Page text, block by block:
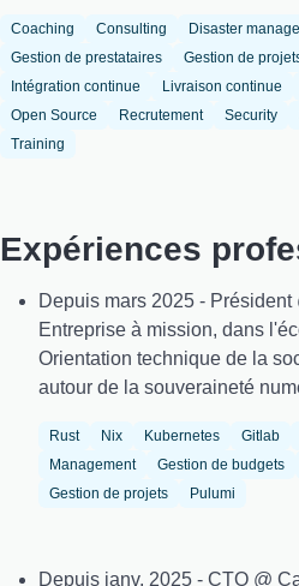
Coaching Consulting Disaster
Gestion de prestataires
Gestion de
Intégration continue
Livraison continue
Open Source
Recrutement Security
Training
Expériences
Depuis mars 2025 - Président
Entreprise à mission, dans
Orientation technique de la
autour de la souveraineté
Rust Nix Kubernetes Gitlab
Management
Gestion de budgets
Gestion de projets
Pulumi
Depuis janv. 2025 - CTO @